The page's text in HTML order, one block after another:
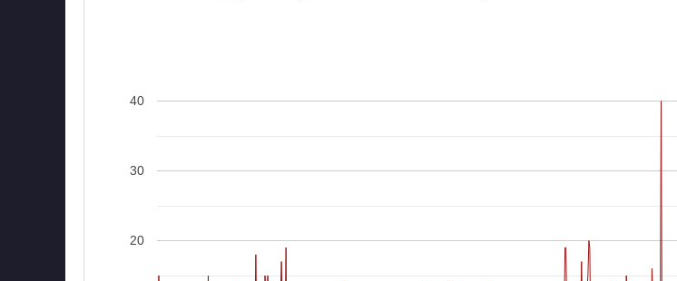
20
30
40